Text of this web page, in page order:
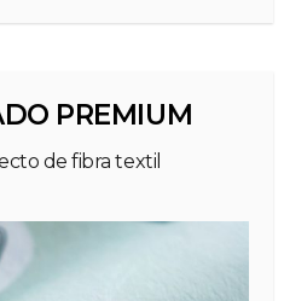
PREMIUM
de fibra textil